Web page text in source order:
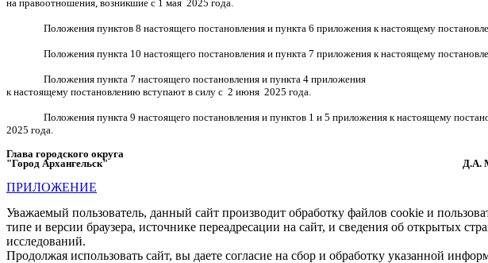
на правоотношения, возникшие с 1 мая 2025 года.
Положения пунктов 8 настоящего постановления и пункта 6 приложения к настоящему
Положения пункта 10 настоящего постановления и пункта 7 приложения к настоящему
Положения пункта 7 настоящего постановления и пункта 4 приложения
к настоящему постановлению вступают в силу с 2 июня 2025 года.
Положения пункта 9 настоящего постановления и пунктов 1 и 5 приложения к настоящему
2025 года.
Глава городского округа
"Город Архангельск"Д.А.
ПРИЛОЖЕНИЕ
Уважаемый пользователь, данный сайт производит обработку файлов cookie и
типе и версии браузера, источнике переадресации на сайт, и сведения об открытых
исследований.
Продолжая использовать сайт, вы даете согласие на сбор и обработку указанной